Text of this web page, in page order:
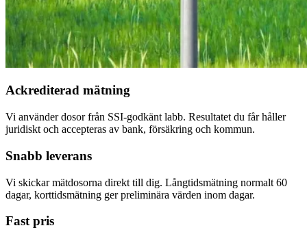
Ackrediterad mätning
Vi använder dosor från SSI-godkänt labb. Resultatet du får håller
juridiskt och accepteras av bank, försäkring och kommun.
Snabb leverans
Vi skickar mätdosorna direkt till dig. Långtidsmätning normalt 60
dagar, korttidsmätning ger preliminära värden inom dagar.
Fast pris